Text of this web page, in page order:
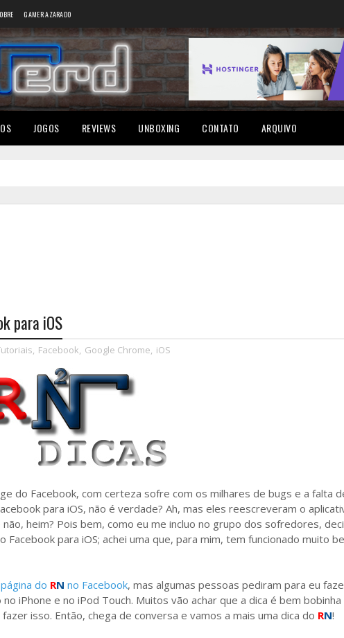
GAMER AZARADO
JOGOS REVIEWS UNBOXING CONTATO ARQUIVO
para iOS
, Facebook, Google Chrome, iOS
do Facebook, com certeza sofre com os milhares de bugs e a falta
para iOS, não é verdade? Ah, mas eles reescreveram o
heim? Pois bem, como eu me incluo no grupo dos sofredores,
para iOS; achei uma que, para mim, tem funcionado muito
página do RN no Facebook, mas algumas pessoas pediram para eu
iPhone e no iPod Touch. Muitos vão achar que a dica é bem bobinha
isso. Então, chega de conversa e vamos a mais uma dica do RN!